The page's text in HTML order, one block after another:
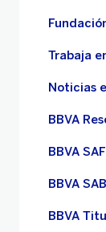
Trabaja
Noticias
BBVA
BBVA
BBVA
BBVA